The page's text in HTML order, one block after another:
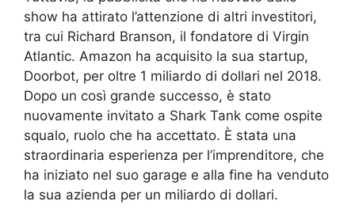
show ha attirato l’attenzione di altri investitori,
tra cui Richard Branson, il fondatore di Virgin
Atlantic. Amazon ha acquisito la sua startup,
Doorbot, per oltre 1 miliardo di dollari nel 2018.
Dopo un così grande successo, è stato
nuovamente invitato a Shark Tank come ospite
squalo, ruolo che ha accettato. È stata una
straordinaria esperienza per l’imprenditore, che
ha iniziato nel suo garage e alla fine ha venduto
la sua azienda per un miliardo di dollari.